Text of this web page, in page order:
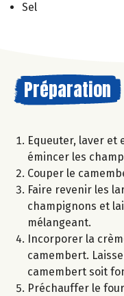
Sel
Préparation
Equeuter, laver et
émincer les
Couper le
Faire revenir les
champignons et
mélangeant.
Incorporer la
camembert.
camembert soit
Préchauffer le